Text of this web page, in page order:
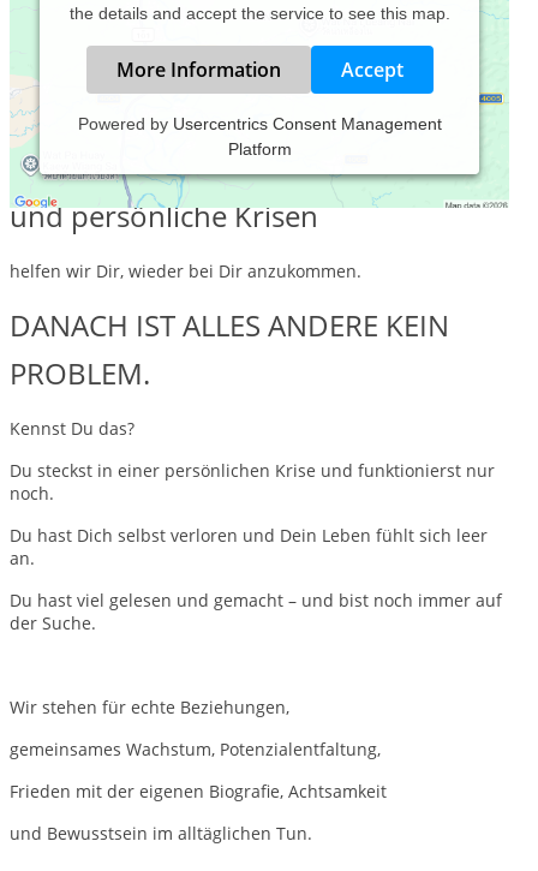
the details and accept the service to see this map.
More Information Accept
Powered by Usercentrics Consent Management
Platform
Als Experienten für Selbstfindung
und persönliche Krisen
helfen wir Dir, wieder bei Dir anzukommen.
DANACH IST ALLES ANDERE KEIN
PROBLEM.
Kennst Du das?
Du steckst in einer persönlichen Krise und funktionierst nur
noch.
Du hast Dich selbst verloren und Dein Leben fühlt sich leer
an.
Du hast viel gelesen und gemacht – und bist noch immer auf
der Suche.
Wir stehen für echte Beziehungen,
gemeinsames Wachstum, Potenzialentfaltung,
Frieden mit der eigenen Biografie, Achtsamkeit
und Bewusstsein im alltäglichen Tun.